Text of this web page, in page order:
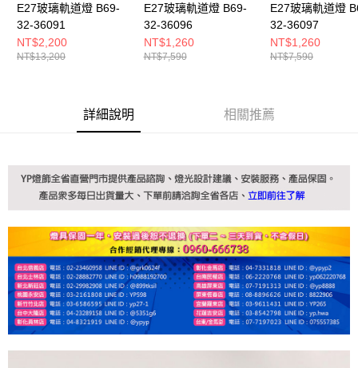
５．嚴禁一人註冊多個帳號或使用他人資訊註冊。若發現惡意使用之情形，
恩沛科技股份有限公司將有權停止該用戶之使用額度並採取法律行動。
E27玻璃軌道燈 B69-
32-36091
NT$2,200
NT$13,200
E27玻璃軌道燈 B69-
32-36096
NT$1,260
NT$7,590
E27玻璃軌道燈
32-36097
NT$1,260
NT$7,590
詳細說明 相關推薦